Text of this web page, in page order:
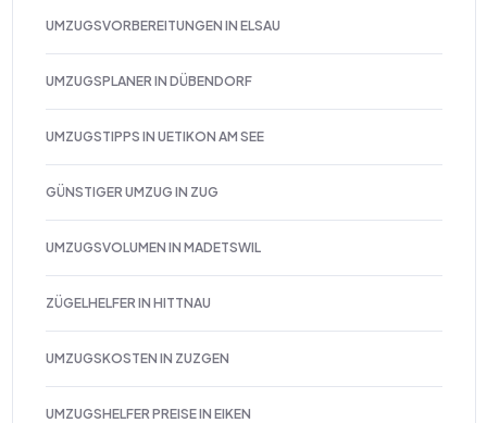
UMZUGSVORBEREITUNGEN IN ELSAU
UMZUGSPLANER IN DÜBENDORF
UMZUGSTIPPS IN UETIKON AM SEE
GÜNSTIGER UMZUG IN ZUG
UMZUGSVOLUMEN IN MADETSWIL
ZÜGELHELFER IN HITTNAU
UMZUGSKOSTEN IN ZUZGEN
UMZUGSHELFER PREISE IN EIKEN